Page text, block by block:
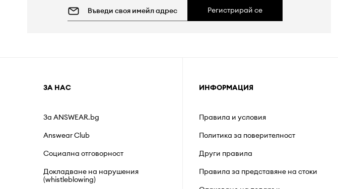
Регистрирай се
ЗА НАС
За ANSWEAR.bg
Answear Club
Социална отговорност
Докладване на нарушения
(whistleblowing)
ИНФОРМАЦИЯ
Правила и условия
Политика за поверителност
Други правила
Правила за представяне на стоки